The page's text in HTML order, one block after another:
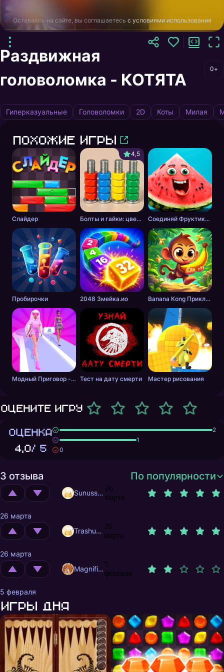
Оставаясь на сайте, вы соглашаетесь с условиями использования
Раздвижная
головоломка - КОТЯТА
0+
Гиперказуальные Головоломки 2D Коты Милая
Похожие игры
Слайдер
4,5
Болты и гайки: цветная сортировка Соединяй Фруктики: Арбуз в 2048!
Пробирочки 2048 Змейка.ио Banana Kong Приключение
Модный Приговор - Одевалки для Девочек Тест на дату смерти Мастер рисования
Оцените игру
ОЦЕНКА
4,0/ 5
2
1
0
3 отзыва По популярности
Sunusstex
26
марта
26 марта
Trashuser
26
марта
26 марта
MagnificentMrFox
5
февраля
5 февраля
Игры дня